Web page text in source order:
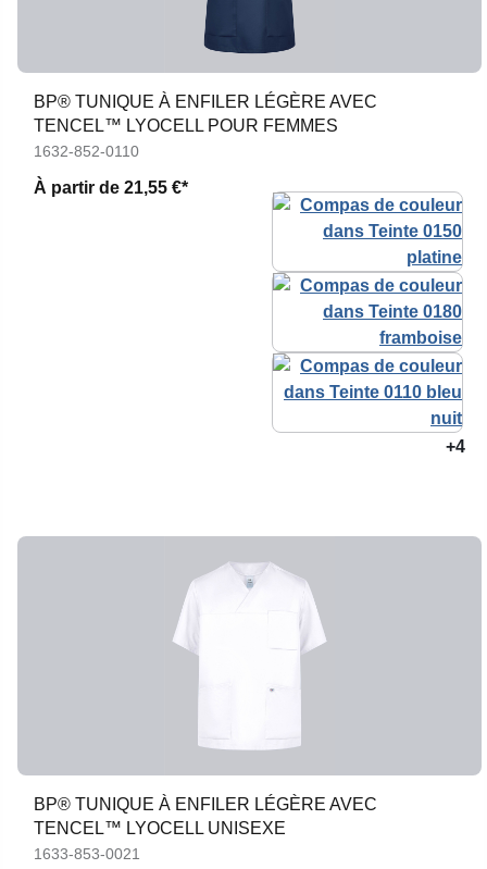
BP® TUNIQUE À ENFILER LÉGÈRE AVEC
TENCEL™ LYOCELL POUR FEMMES
1632-852-0110
À partir de 21,55 €*
+4
BP® TUNIQUE À ENFILER LÉGÈRE AVEC
TENCEL™ LYOCELL UNISEXE
1633-853-0021